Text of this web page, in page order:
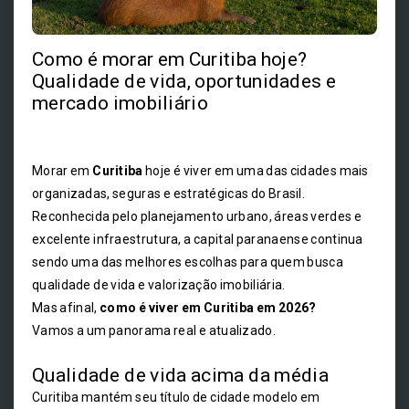
Como é morar em Curitiba hoje?
Qualidade de vida, oportunidades e
mercado imobiliário
Morar em Curitiba hoje é viver em uma das cidades mais
organizadas, seguras e estratégicas do Brasil.
Reconhecida pelo planejamento urbano, áreas verdes e
excelente infraestrutura, a capital paranaense continua
sendo uma das melhores escolhas para quem busca
qualidade de vida e valorização imobiliária.
Mas afinal, como é viver em Curitiba em 2026?
Vamos a um panorama real e atualizado.
Qualidade de vida acima da média
Curitiba mantém seu título de cidade modelo em